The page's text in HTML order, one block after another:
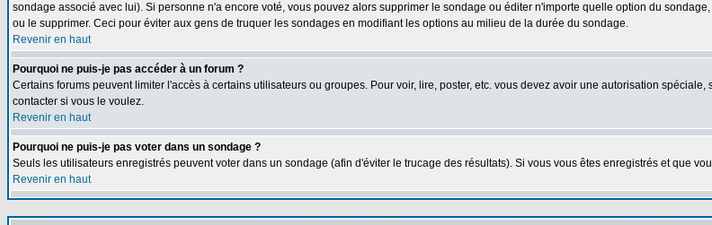
sondage associé avec lui). Si personne n'a encore voté, vous pouvez alors supprimer le sondage ou éditer n'importe quelle option du
ou le supprimer. Ceci pour éviter aux gens de truquer les sondages en modifiant les options au milieu de la durée du sondage.
Revenir en haut
Pourquoi ne puis-je pas accéder à un forum ?
Certains forums peuvent limiter l'accès à certains utilisateurs ou groupes. Pour voir, lire, poster, etc. vous devez avoir une autorisation
contacter si vous le voulez.
Revenir en haut
Pourquoi ne puis-je pas voter dans un sondage ?
Seuls les utilisateurs enregistrés peuvent voter dans un sondage (afin d'éviter le trucage des résultats). Si vous vous êtes enregistrés et que
Revenir en haut